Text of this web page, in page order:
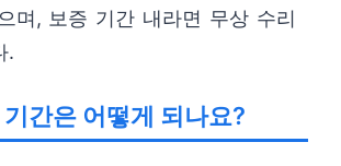
며, 보증 기간 내라면 무상 수리
.
간은 어떻게 되나요?